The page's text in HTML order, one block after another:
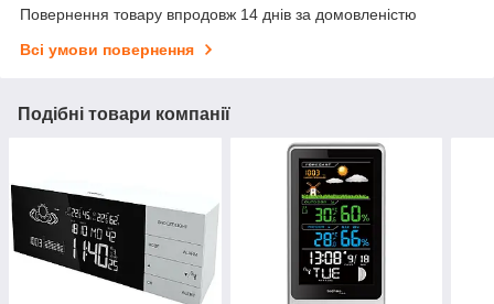
Повернення товару впродовж 14 днів за домовленістю
Всі умови повернення
Подібні товари компанії